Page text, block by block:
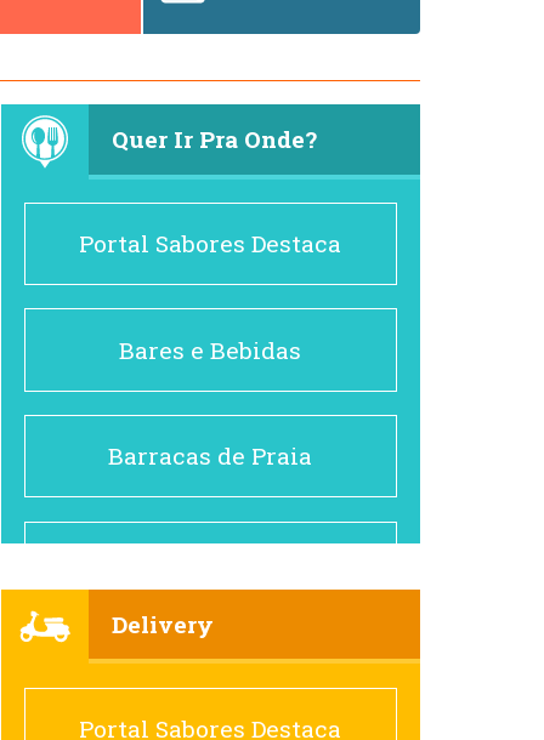
Quer Ir Pra Onde?
Portal Sabores Destaca
Bares e Bebidas
Barracas de Praia
Cafés
Delivery
Portal Sabores Destaca